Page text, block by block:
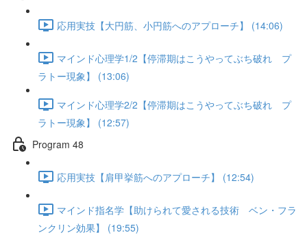
応用実技【大円筋、小円筋へのアプローチ】 (14:06)
マインド心理学1/2【停滞期はこうやってぶち破れ プ
ラトー現象】 (13:06)
マインド心理学2/2【停滞期はこうやってぶち破れ プ
ラトー現象】 (12:57)
Program 48
応用実技【肩甲挙筋へのアプローチ】 (12:54)
マインド指名学【助けられて愛される技術 ベン・フラ
ンクリン効果】 (19:55)